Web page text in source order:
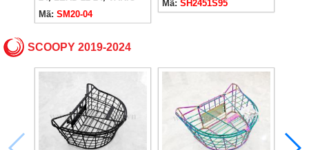
160 22-24, AB 23-24,
SH24, PCX 23-24 (160IN)
Mã: SM20-04
Mã: SH2451S95
SCOOPY 2019-2024